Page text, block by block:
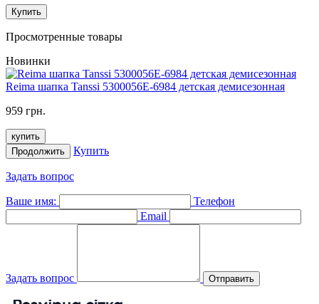
Купить
Просмотренные товары
Новинки
Reima шапка Tanssi 5300056Е-6984 детская демисезонная
959 грн.
купить
Продолжить
Купить
Задать вопрос
Ваше имя:
Телефон
Email
Задать вопрос Отправить